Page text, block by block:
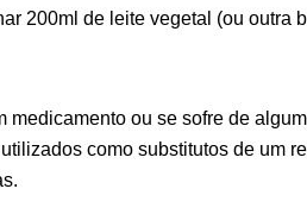
200ml de leite vegetal (ou
medicamento ou se sofre de
como substitutos de um